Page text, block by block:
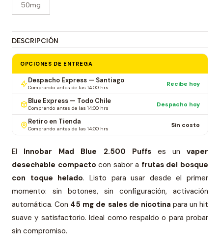
50mg
DESCRIPCIÓN
OPCIONES DE ENTREGA
Despacho Express — Santiago
Comprando antes de las 14:00 hrs Recibe hoy
Blue Express — Todo Chile
Comprando antes de las 14:00 hrs Despacho hoy
Retiro en Tienda
Comprando antes de las 14:00 hrs Sin costo
El Innobar Mad Blue 2.500 Puffses un vaper
desechable compacto con sabor a frutas del bosque
con toque helado. Listo para usar desde el primer
momento: sin botones, sin configuración, activación
automática. Con 45 mg de sales de nicotina para un hit
suave y satisfactorio. Ideal como respaldo o para probar
sin compromiso.